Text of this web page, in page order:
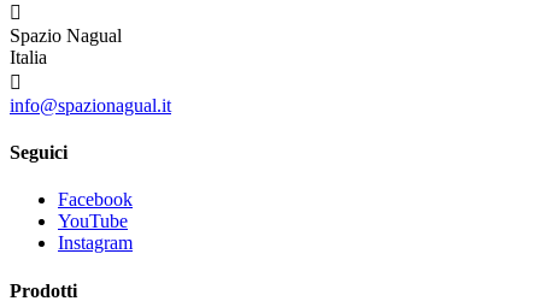

Spazio Nagual
Italia

info@spazionagual.it
Seguici
Facebook
YouTube
Instagram
Prodotti